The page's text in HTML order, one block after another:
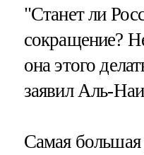
"Станет ли
сокращение?
она этого
заявил Аль-
Самая большая